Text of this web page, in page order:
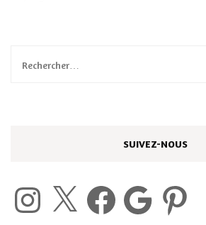
Rechercher :
SUIVEZ-NOUS
Instagram Facebook Google Pinterest